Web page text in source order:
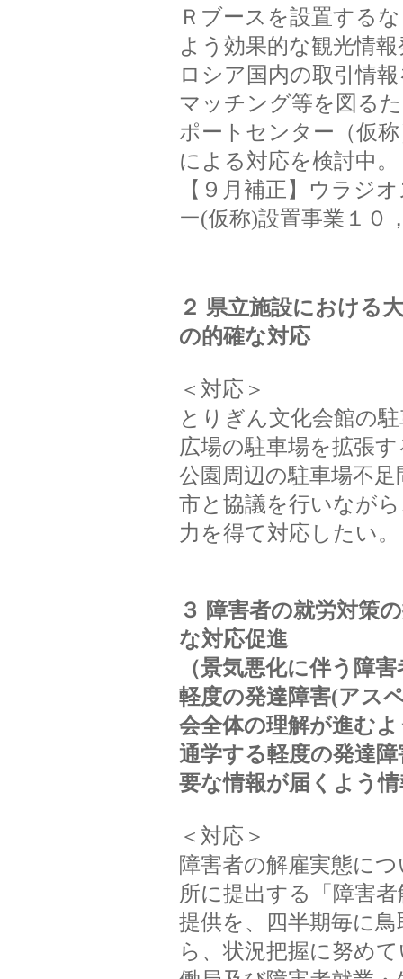
Ｒブースを設置する
よう効果的な観光情
ロシア国内の取引情
マッチング等を図る
ポートセンター（仮
による対応を検討中。
【９月補正】ウラジ
ー(仮称)設置事業１０
２ 県立施設における
の的確な対応
＜対応＞
とりぎん文化会館の
広場の駐車場を拡張
公園周辺の駐車場不
市と協議を行いなが
力を得て対応したい。
３ 障害者の就労対策
な対応促進
（景気悪化に伴う障
軽度の発達障害(アス
会全体の理解が進む
通学する軽度の発達
要な情報が届くよう
＜対応＞
障害者の解雇実態に
所に提出する「障害
提供を、四半期毎に
ら、状況把握に努め